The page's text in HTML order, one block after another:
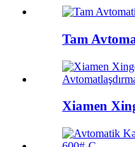
Tam
Xiamen